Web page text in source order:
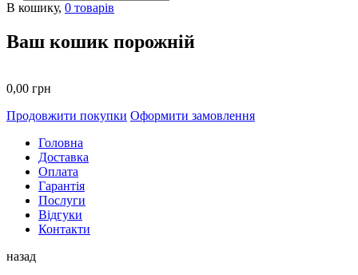
В кошику, 0 товарів
Ваш кошик порожній
0,00 грн
Продовжити покупки Оформити замовлення
Головна
Доставка
Оплата
Гарантія
Послуги
Відгуки
Контакти
назад